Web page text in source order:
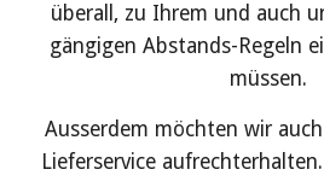
überall, zu Ihrem und auch
gängigen Abstands-Regeln
müssen.
Ausserdem möchten wir
Lieferservice